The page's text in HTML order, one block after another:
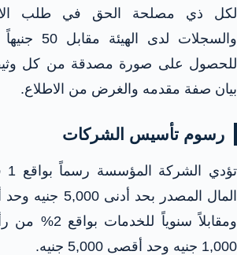
لكل ذي مصلحة الحق في طلب
للحصول على صورة مصدقة من كل
بيان صفة مقدمه والغرض من الاطلاع.​
رسوم تأسيس الشركات
ومقابلاً سنوياً
1,000 جنيه وحد أقصى 5,000 جنيه.​